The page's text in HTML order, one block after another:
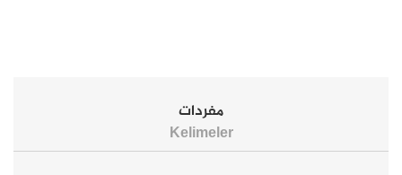
مفردات
Kelimeler